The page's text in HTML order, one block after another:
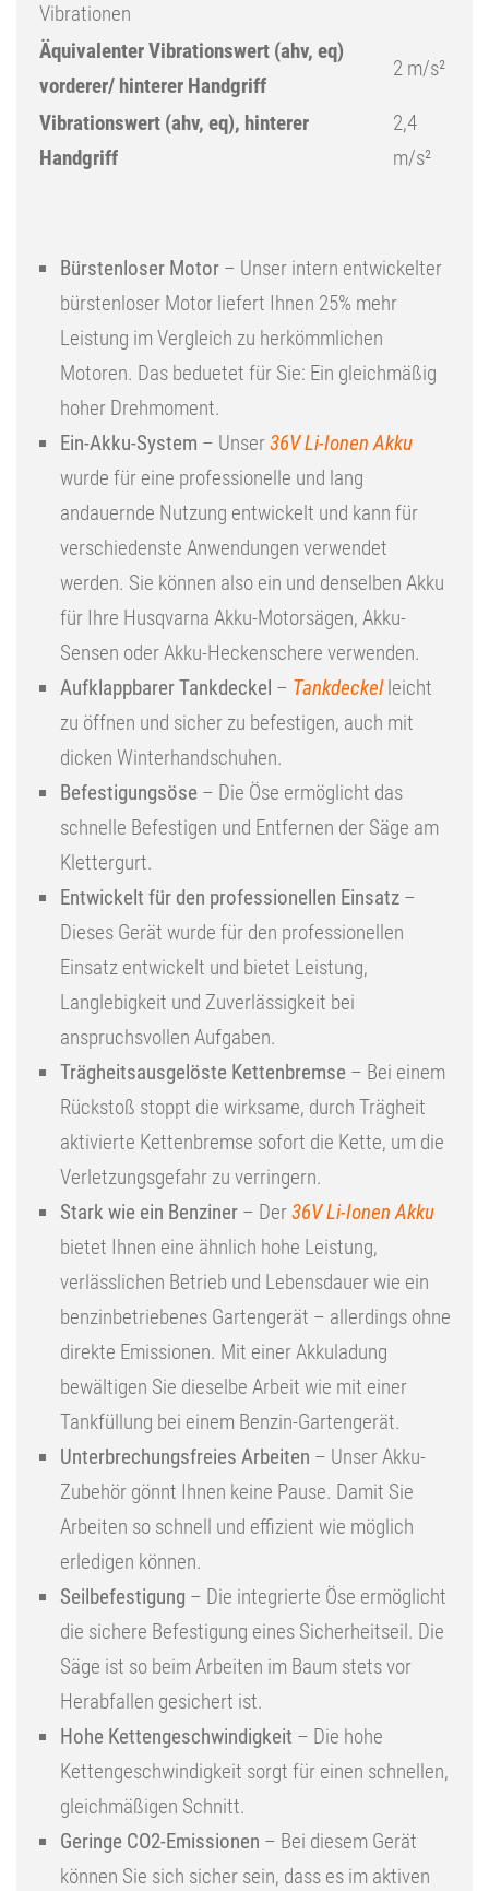
Vibrationen
Äquivalenter Vibrationswert (ahv, eq)
vorderer/ hinterer Handgriff
2 m/s²
Vibrationswert (ahv, eq), hinterer
Handgriff
2,4
m/s²
Bürstenloser Motor – Unser intern entwickelter
bürstenloser Motor liefert Ihnen 25% mehr
Leistung im Vergleich zu herkömmlichen
Motoren. Das beduetet für Sie: Ein gleichmäßig
hoher Drehmoment.
Ein-Akku-System – Unser36V Li-Ionen Akku
wurde für eine professionelle und lang
andauernde Nutzung entwickelt und kann für
verschiedenste Anwendungen verwendet
werden. Sie können also ein und denselben Akku
für Ihre Husqvarna Akku-Motorsägen, Akku-
Sensen oder Akku-Heckenschere verwenden.
Aufklappbarer Tankdeckel – Tankdeckelleicht
zu öffnen und sicher zu befestigen, auch mit
dicken Winterhandschuhen.
Befestigungsöse – Die Öse ermöglicht das
schnelle Befestigen und Entfernen der Säge am
Klettergurt.
Entwickelt für den professionellen Einsatz –
Dieses Gerät wurde für den professionellen
Einsatz entwickelt und bietet Leistung,
Langlebigkeit und Zuverlässigkeit bei
anspruchsvollen Aufgaben.
Trägheitsausgelöste Kettenbremse – Bei einem
Rückstoß stoppt die wirksame, durch Trägheit
aktivierte Kettenbremse sofort die Kette, um die
Verletzungsgefahr zu verringern.
Stark wie ein Benziner – Der36V Li-Ionen Akku
bietet Ihnen eine ähnlich hohe Leistung,
verlässlichen Betrieb und Lebensdauer wie ein
benzinbetriebenes Gartengerät – allerdings ohne
direkte Emissionen. Mit einer Akkuladung
bewältigen Sie dieselbe Arbeit wie mit einer
Tankfüllung bei einem Benzin-Gartengerät.
Unterbrechungsfreies Arbeiten – Unser Akku-
Zubehör gönnt Ihnen keine Pause. Damit Sie
Arbeiten so schnell und effizient wie möglich
erledigen können.
Seilbefestigung – Die integrierte Öse ermöglicht
die sichere Befestigung eines Sicherheitseil. Die
Säge ist so beim Arbeiten im Baum stets vor
Herabfallen gesichert ist.
Hohe Kettengeschwindigkeit – Die hohe
Kettengeschwindigkeit sorgt für einen schnellen,
gleichmäßigen Schnitt.
Geringe CO2-Emissionen – Bei diesem Gerät
können Sie sich sicher sein, dass es im aktiven